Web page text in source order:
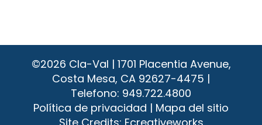
©2026 Cla-Val | 1701 Placentia Avenue,
Costa Mesa, CA 92627-4475 |
Telefono: 949.722.4800
Política de privacidad | Mapa del sitio